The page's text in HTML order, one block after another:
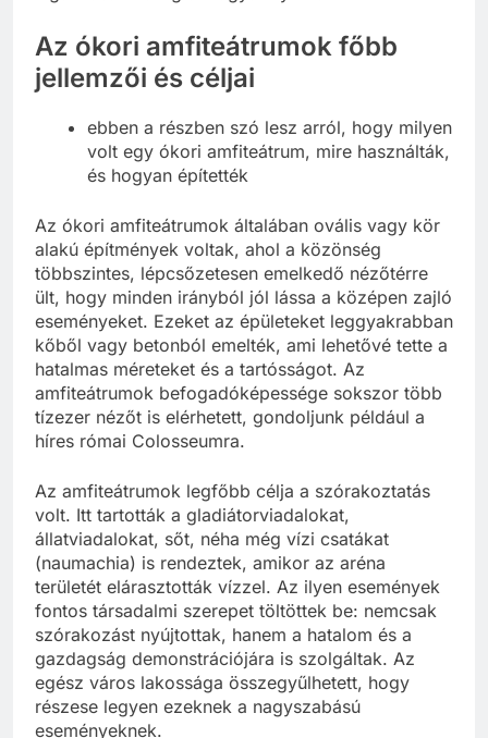
Az ókori amfiteátrumok főbb
jellemzői és céljai
ebben a részben szó lesz arról, hogy milyen
volt egy ókori amfiteátrum, mire használták,
Az ókori amfiteátrumok általában ovális vagy kör
alakú építmények voltak, ahol a közönség
többszintes, lépcsőzetesen emelkedő nézőtérre
ült, hogy minden irányból jól lássa a középen zajló
eseményeket. Ezeket az épületeket leggyakrabban
kőből vagy betonból emelték, ami lehetővé tette a
hatalmas méreteket és a tartósságot. Az
amfiteátrumok befogadóképessége sokszor több
tízezer nézőt is elérhetett, gondoljunk például a
Az amfiteátrumok legfőbb célja a szórakoztatás
volt. Itt tartották a gladiátorviadalokat,
állatviadalokat, sőt, néha még vízi csatákat
(naumachia) is rendeztek, amikor az aréna
területét elárasztották vízzel. Az ilyen események
fontos társadalmi szerepet töltöttek be: nemcsak
szórakozást nyújtottak, hanem a hatalom és a
gazdagság demonstrációjára is szolgáltak. Az
egész város lakossága összegyűlhetett, hogy
részese legyen ezeknek a nagyszabású